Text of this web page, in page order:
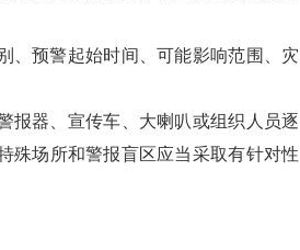
、预警起始时间、可能影响范围、灾
报器、宣传车、大喇叭或组织人员逐
殊场所和警报盲区应当采取有针对性